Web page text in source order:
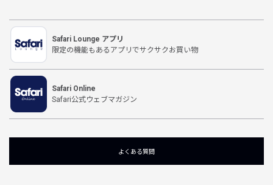
Safari Lounge アプリ
限定の機能もあるアプリでサクサクお買い物
Safari Online
Safari公式ウェブマガジン
よくある質問